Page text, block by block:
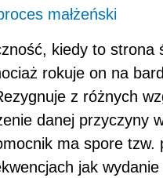
małżeński
kiedy to strona
rokuje on na
z różnych
danej przyczyny
ma spore
jak